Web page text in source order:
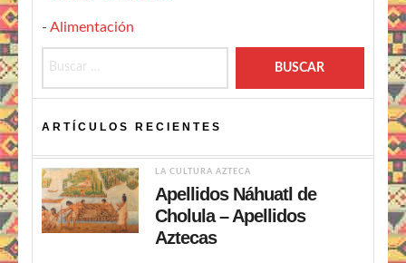
- Alimentación
ARTÍCULOS RECIENTES
LA CULTURA AZTECA
Apellidos Náhuatl de
Cholula – Apellidos
Aztecas